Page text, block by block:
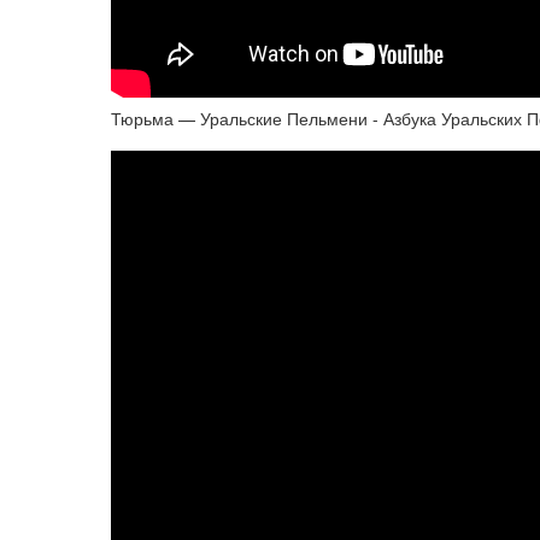
Тюрьма — Уральские Пельмени - Азбука Уральских